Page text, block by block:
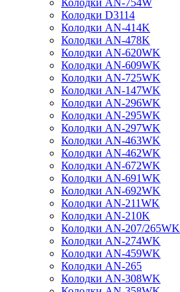
Колодки AN-754W
Колодки D3114
Колодки AN-414K
Колодки AN-478K
Колодки AN-620WK
Колодки AN-609WK
Колодки AN-725WK
Колодки AN-147WK
Колодки AN-296WK
Колодки AN-295WK
Колодки AN-297WK
Колодки AN-463WK
Колодки AN-462WK
Колодки AN-672WK
Колодки AN-691WK
Колодки AN-692WK
Колодки AN-211WK
Колодки AN-210K
Колодки AN-207/265WK
Колодки AN-274WK
Колодки AN-459WK
Колодки AN-265
Колодки AN-308WK